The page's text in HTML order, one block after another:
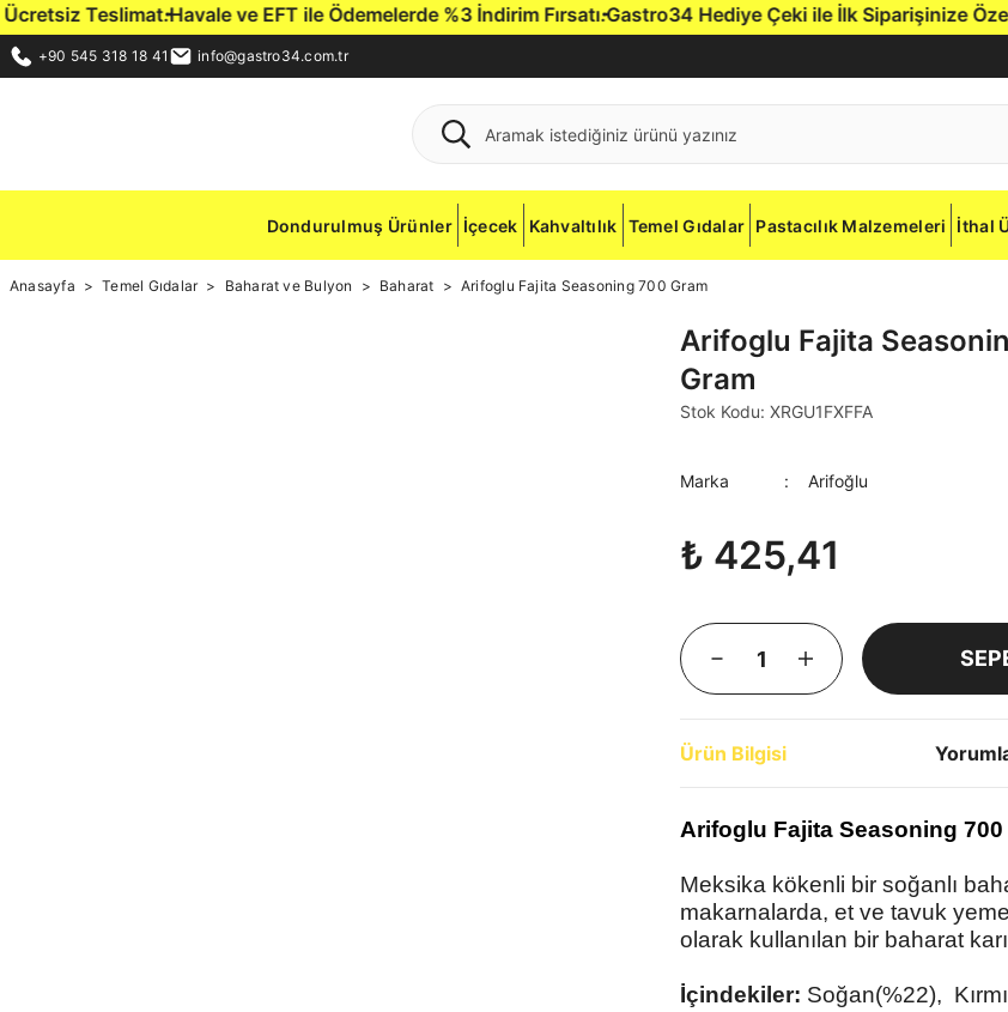
Teslimat.Havale ve EFT ile Ödemelerde %3 İndirim Fırsatı.Gastro34 Hediye Çeki ile İlk Siparişinize Özel
+90 545 318 18 41 info@gastro34.com.tr
Dondurulmuş Ürünler İçecek Kahvaltılık Temel Gıdalar Pastacılık Malzemeleri İthal
Anasayfa Temel Gıdalar Baharat ve Bulyon Baharat Arifoglu Fajita Seasoning 700 Gram
Arifoglu Fajita
Gram
Stok Kodu: XRGU1FXFFA
Marka Arifoğlu
₺ 425,41
Ürün Bilgisi
Arifoglu Fajita Seasoning 700
Meksika kökenli bir soğanlı
makarnalarda, et ve tavuk
olarak kullanılan bir baharat
İçindekiler: Soğan(%22),